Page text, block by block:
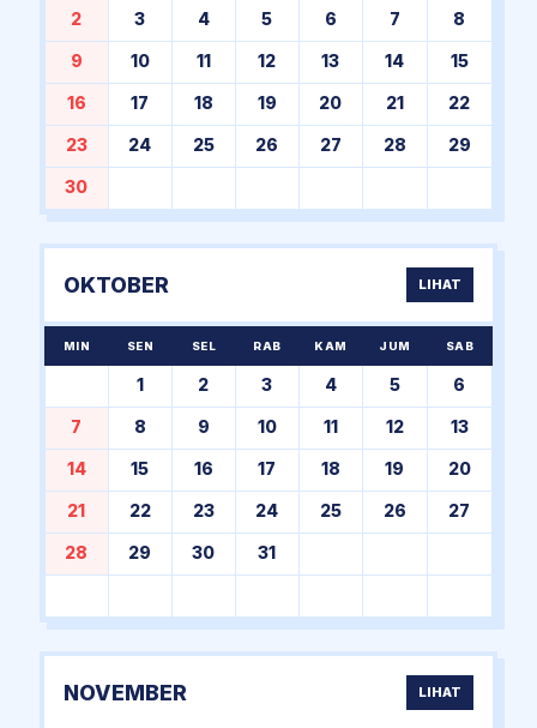
2 3 4 5 6 7 8
9 10 11 12 13 14 15
16 17 18 19 20 21 22
23 24 25 26 27 28 29
30
OKTOBER LIHAT
MIN SEN SEL RAB KAM JUM SAB
1 2 3 4 5 6
7 8 9 10 11 12 13
14 15 16 17 18 19 20
21 22 23 24 25 26 27
28 29 30 31
NOVEMBER LIHAT